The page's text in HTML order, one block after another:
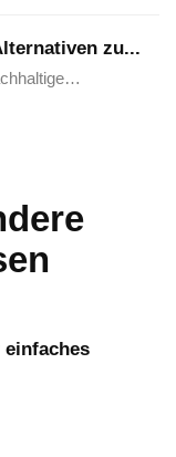
zu...
einfaches